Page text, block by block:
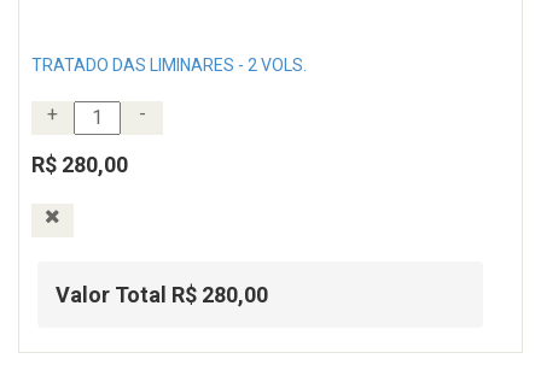
TRATADO DAS LIMINARES - 2 VOLS.
+ -
R$ 280,00
Valor Total R$ 280,00